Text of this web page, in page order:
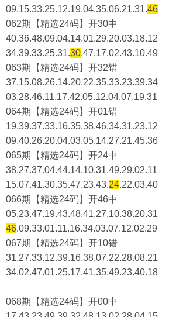
09.15.33.25.12.19.04.35.06.21.31.46
062期【精选24码】开30中
40.36.48.09.04.14.01.29.20.03.18.12
34.39.33.25.31.30.47.17.02.43.10.49
063期【精选24码】开32错
37.15.08.26.14.20.22.35.33.23.39.34
03.28.46.11.17.42.05.12.04.07.19.31
064期【精选24码】开01错
19.39.37.33.16.35.38.46.34.31.23.12
09.40.26.20.04.03.05.14.27.21.45.36
065期【精选24码】开24中
38.27.37.04.44.14.10.31.49.29.02.11
15.07.41.30.35.47.23.43.24.22.03.40
066期【精选24码】开46中
05.23.47.19.43.48.41.27.10.38.20.31
46.09.33.01.11.16.34.03.07.12.02.29
067期【精选24码】开10错
31.27.33.12.39.16.38.07.22.28.08.21
34.02.47.01.25.17.41.35.49.23.40.18
068期【精选24码】开00中